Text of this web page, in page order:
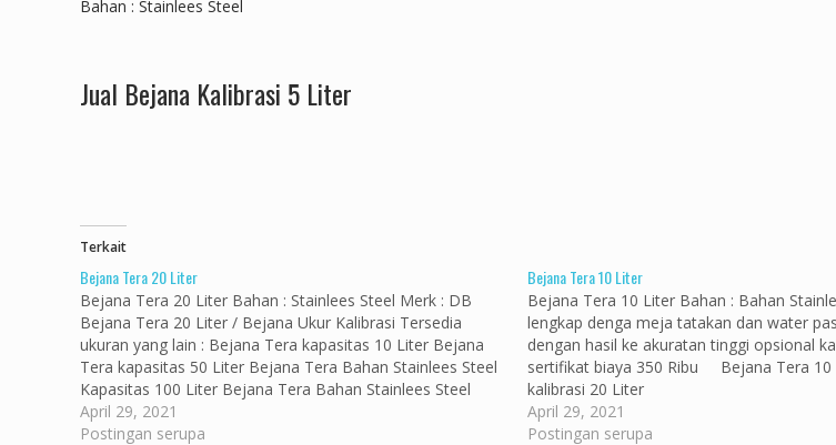
Bahan : Stainlees Steel
Jual Bejana Kalibrasi 5 Liter
Terkait
Bejana Tera 20 Liter
Bejana Tera 20 Liter Bahan : Stainlees Steel Merk : DB
Bejana Tera 20 Liter / Bejana Ukur Kalibrasi Tersedia
ukuran yang lain : Bejana Tera kapasitas 10 Liter Bejana
Tera kapasitas 50 Liter Bejana Tera Bahan Stainlees Steel
Kapasitas 100 Liter Bejana Tera Bahan Stainlees Steel
Kapasitas 200…
April 29, 2021
Postingan serupa
Bejana Tera 10 Liter
Bejana Tera 10 Liter Bahan : Bahan
lengkap denga meja tatakan dan water
dengan hasil ke akuratan tinggi opsional
sertifikat biaya 350 Ribu Bejana Tera 10
kalibrasi 20 Liter
April 29, 2021
Postingan serupa